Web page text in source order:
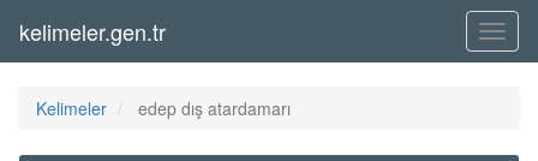
Menü
kelimeler.gen.tr
Kelimeler edep dış atardamarı